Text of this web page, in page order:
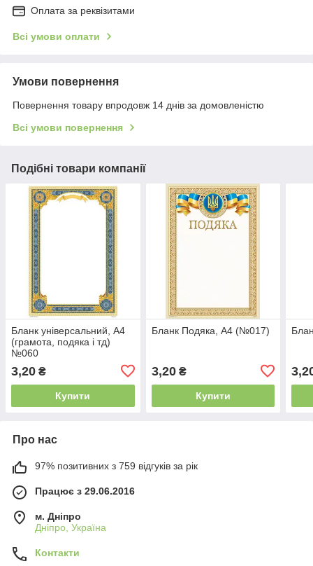
Оплата за реквізитами
Всі умови оплати
Умови повернення
Повернення товару впродовж 14 днів за домовленістю
Всі умови повернення
Подібні товари компанії
Бланк універсальний, А4
(грамота, подяка і тд)
№060
3,20 ₴
Купити
Бланк Подяка, А4 (№017)
3,20₴
Купити
Про нас
97% позитивних з 759 відгуків за рік
Працює з 29.06.2016
м. Дніпро
Дніпро, Україна
Контакти